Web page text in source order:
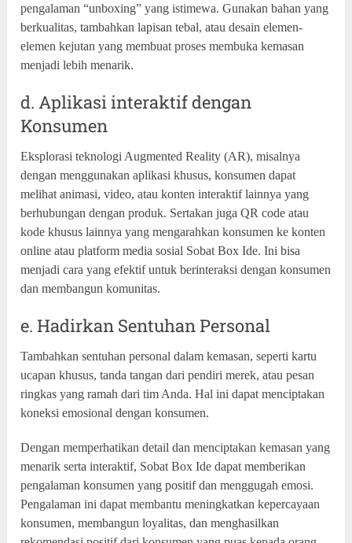
pengalaman “unboxing” yang istimewa. Gunakan bahan yang
berkualitas, tambahkan lapisan tebal, atau desain elemen-
elemen kejutan yang membuat proses membuka kemasan
menjadi lebih menarik.
d. Aplikasi interaktif dengan
Konsumen
Eksplorasi teknologi Augmented Reality (AR), misalnya
dengan menggunakan aplikasi khusus, konsumen dapat
melihat animasi, video, atau konten interaktif lainnya yang
berhubungan dengan produk. Sertakan juga QR code atau
kode khusus lainnya yang mengarahkan konsumen ke konten
online atau platform media sosial Sobat Box Ide. Ini bisa
menjadi cara yang efektif untuk berinteraksi dengan konsumen
dan membangun komunitas.
e. Hadirkan Sentuhan Personal
Tambahkan sentuhan personal dalam kemasan, seperti kartu
ucapan khusus, tanda tangan dari pendiri merek, atau pesan
ringkas yang ramah dari tim Anda. Hal ini dapat menciptakan
koneksi emosional dengan konsumen.
Dengan memperhatikan detail dan menciptakan kemasan yang
menarik serta interaktif, Sobat Box Ide dapat memberikan
pengalaman konsumen yang positif dan menggugah emosi.
Pengalaman ini dapat membantu meningkatkan kepercayaan
konsumen, membangun loyalitas, dan menghasilkan